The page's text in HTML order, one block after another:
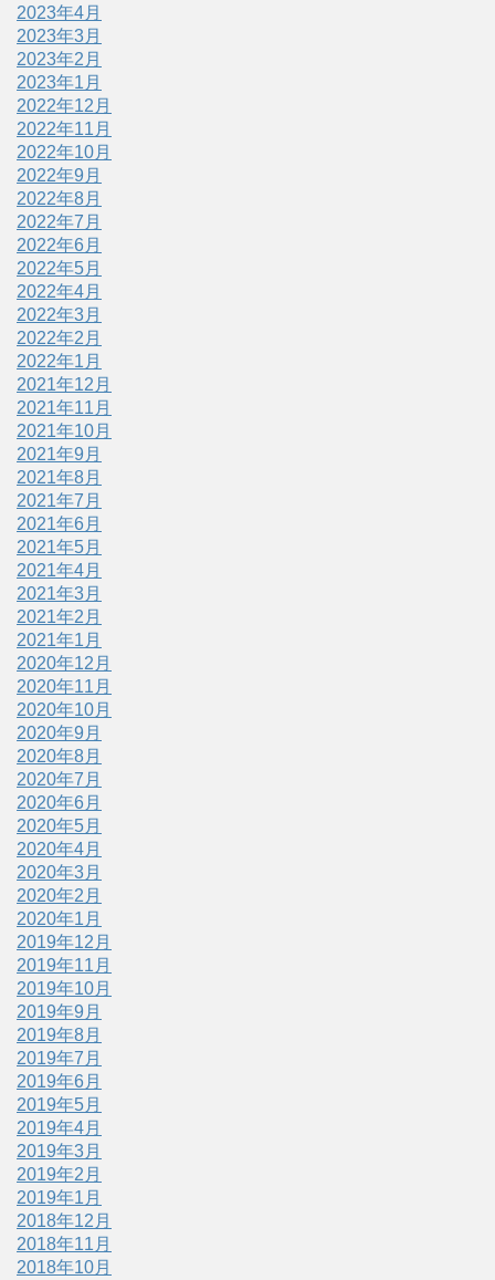
2023年4月
2023年3月
2023年2月
2023年1月
2022年12月
2022年11月
2022年10月
2022年9月
2022年8月
2022年7月
2022年6月
2022年5月
2022年4月
2022年3月
2022年2月
2022年1月
2021年12月
2021年11月
2021年10月
2021年9月
2021年8月
2021年7月
2021年6月
2021年5月
2021年4月
2021年3月
2021年2月
2021年1月
2020年12月
2020年11月
2020年10月
2020年9月
2020年8月
2020年7月
2020年6月
2020年5月
2020年4月
2020年3月
2020年2月
2020年1月
2019年12月
2019年11月
2019年10月
2019年9月
2019年8月
2019年7月
2019年6月
2019年5月
2019年4月
2019年3月
2019年2月
2019年1月
2018年12月
2018年11月
2018年10月